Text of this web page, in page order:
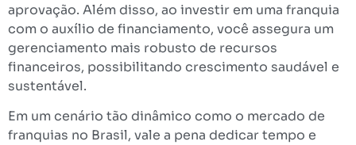
aprovação. Além disso, ao investir em uma franquia
com o auxílio de financiamento, você assegura um
gerenciamento mais robusto de recursos
financeiros, possibilitando crescimento saudável e
sustentável.
Em um cenário tão dinâmico como o mercado de
franquias no Brasil, vale a pena dedicar tempo e